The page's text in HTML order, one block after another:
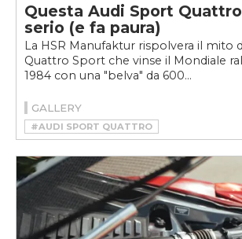
Questa Audi Sport
serio (e fa paura)
La HSR Manufaktur rispolvera il mito
Quattro Sport che vinse il Mondiale
1984 con una "belva" da 600...
GALLERY
#AUDI SPORT QUATTRO
#HSR MANUFAKTUR
#RESTOMOD